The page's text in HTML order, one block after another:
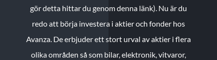
gör detta hittar du genom denna länk). Nu är du
redo att börja investera i aktier och fonder hos
Avanza. De erbjuder ett stort urval av aktier i flera
olika områden så som bilar, elektronik, vitvaror,